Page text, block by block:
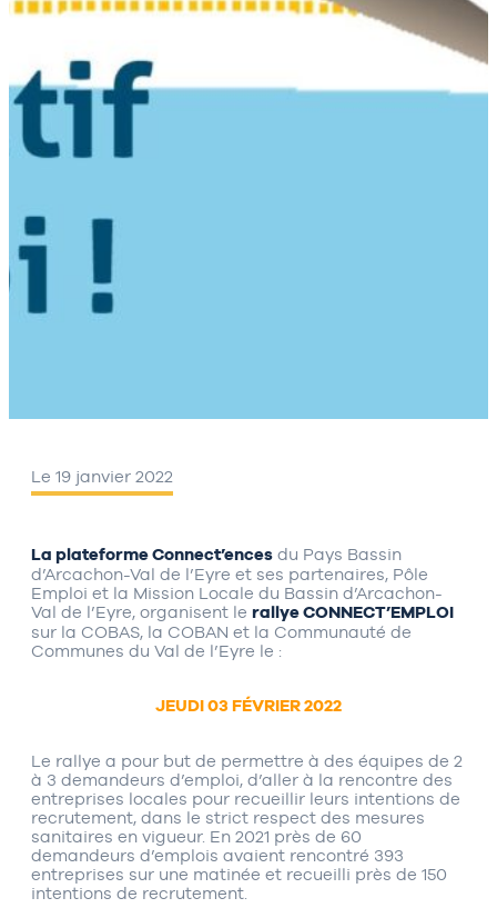
Le 19 janvier 2022
La plateforme Connect’ences du Pays Bassin
d’Arcachon-Val de l’Eyre et ses partenaires, Pôle
Emploi et la Mission Locale du Bassin d’Arcachon-
Val de l’Eyre, organisent le rallye CONNECT’EMPLOI
sur la COBAS, la COBAN et la Communauté de
Communes du Val de l’Eyre le :
JEUDI 03 FÉVRIER 2022
Le rallye a pour but de permettre à des équipes de 2
à 3 demandeurs d’emploi, d’aller à la rencontre des
entreprises locales pour recueillir leurs intentions de
recrutement, dans le strict respect des mesures
sanitaires en vigueur. En 2021 près de 60
demandeurs d’emplois avaient rencontré 393
entreprises sur une matinée et recueilli près de 150
intentions de recrutement.